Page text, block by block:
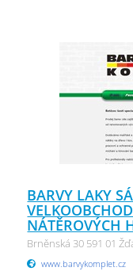
BARVY LAKY
NÁTĚROVÝCH
Brněnská 30 591 01
www.barvykomplet.cz